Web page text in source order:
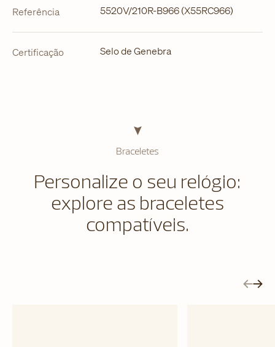
Referência 5520V/210R-B966 (X55RC966)
Certificação Selo de Genebra
Braceletes
Personalize o seu relógio:
explore as braceletes
compatíveis.